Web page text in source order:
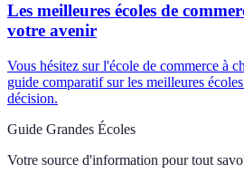
Les meilleures écoles de
votre avenir
Vous hésitez sur l'école de commerce à
guide comparatif sur les meilleures
décision.
Guide Grandes Écoles
Votre source d'information pour tout